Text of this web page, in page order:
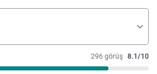
296 görüş 8.1/10